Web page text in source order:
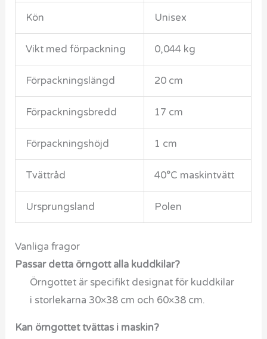
Kön Unisex
Vikt med förpackning 0,044 kg
Förpackningslängd 20 cm
Förpackningsbredd 17 cm
Förpackningshöjd 1 cm
Tvättråd 40°C maskintvätt
Ursprungsland Polen
Vanliga fragor
Passar detta örngott alla kuddkilar?
Örngottet är specifikt designat för kuddkilar
i storlekarna 30×38 cm och 60×38 cm.
Kan örngottet tvättas i maskin?